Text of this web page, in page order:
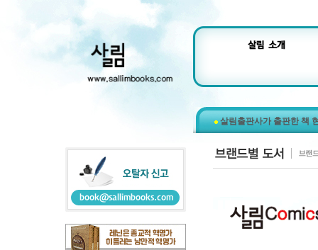
살림출판사가 출판한 책